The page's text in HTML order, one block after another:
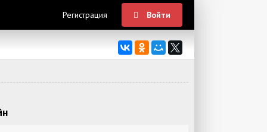
Регистрация Войти